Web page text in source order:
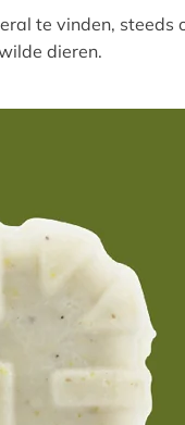
te vinden, steeds
dieren.